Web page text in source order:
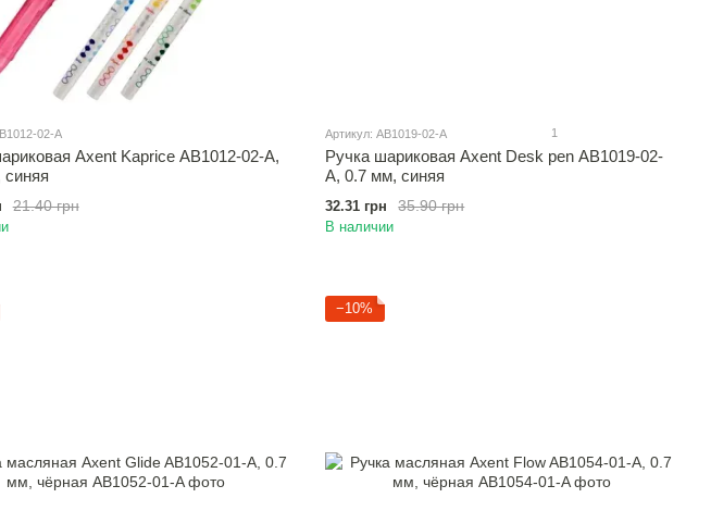
02-A
Axent Kaprice AB1012-02-A,
21.40 грн
Артикул: AB1019-02-A 1
Ручка шариковая Axent Desk pen AB1019-02-
A, 0.7 мм, синяя
35.90 грн
32.31 грн
В наличии
−10%